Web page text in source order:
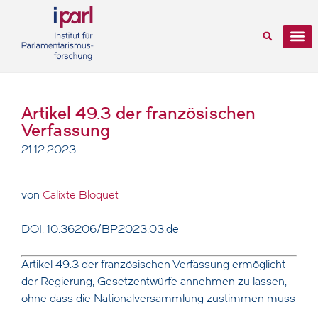
Artikel 49.3 der französischen
Verfassung
21.12.2023
von Calixte Bloquet
DOI: 10.36206/BP2023.03.de
Artikel 49.3 der französischen Verfassung ermöglicht
der Regierung, Gesetzentwürfe annehmen zu lassen,
ohne dass die Nationalversammlung zustimmen muss